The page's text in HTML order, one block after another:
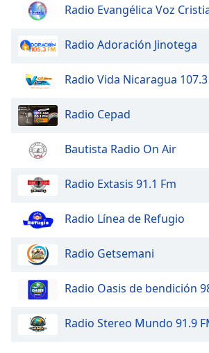
dialog
window.
Escape
window.
Color
Opacity
Opacity
Radio Evangélica Voz
Radio Adoración Jinotega
Radio Vida Nicaragua
Radio Cepad
Bautista Radio On Air
Radio Extasis 91.1 Fm
Radio Línea de Refugio
Radio Getsemani
Radio Oasis de bendición
Radio Stereo Mundo 91.9